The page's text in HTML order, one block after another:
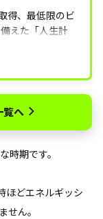
得、最低限のビ
えた「人生計
書の習慣を身に
には何でも全
力的にもっと
覧へ
時期です。
ほどエネルギッシ
せん。